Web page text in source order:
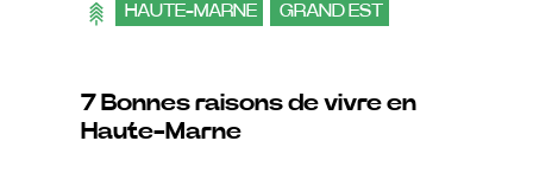
HAUTE-MARNE GRAND EST
7 Bonnes raisons de vivre en
Haute-Marne